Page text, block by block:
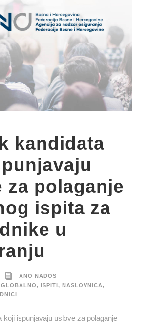
kandidata
za polaganje
ispita za
u
ANO NADOS
GLOBALNO, ISPITI, NASLOVNICA,
koji ispunjavaju uslove za polaganje